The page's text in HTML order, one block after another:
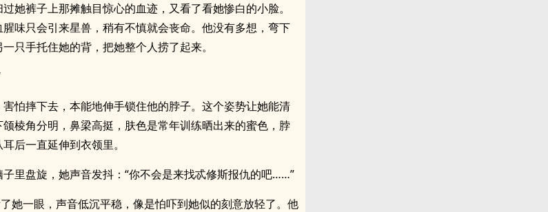
她裤子上那摊触目惊心的血迹，又看了看她惨白的小脸。
味只会引来星兽，稍有不慎就会丧命。他没有多想，弯下
只手托住她的背，把她整个人捞了起来。
怕摔下去，本能地伸手锁住他的脖子。这个姿势让她能清
棱角分明，鼻梁高挺，肤色是常年训练晒出来的蜜色，脖
后一直延伸到衣领里。
里盘旋，她声音发抖：“你不会是来找忒修斯报仇的吧……”
她一眼，声音低沉平稳，像是怕吓到她似的刻意放轻了。他